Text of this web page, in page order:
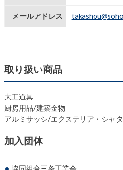
メールアドレス
取り扱い商品
大工道具
厨房用品/建築金物
アルミサッシ/エクステリア・シャ
加入団体